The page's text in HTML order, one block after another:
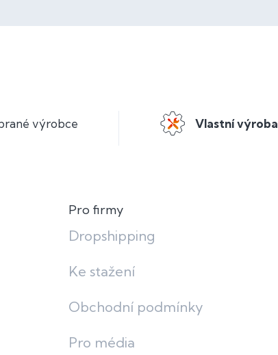
výrobce Vlastní výroba
Pro firmy
Dropshipping
Ke stažení
Obchodní podmínky
Pro média